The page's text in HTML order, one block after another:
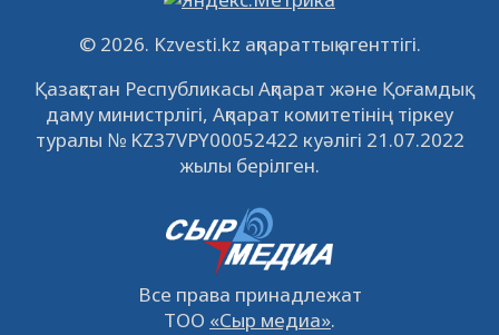
встречу с инвесторами в Кызылорде 22
ноября
21.11.2022 14951 0
© 2026. Kzvesti.kz ақпараттық агенттігі.
Қазақстан Республикасы Ақпарат және Қоғамдық
даму министрлігі, Ақпарат комитетінің тіркеу
туралы № KZ37VPY00052422 куәлігі 21.07.2022
жылы берілген.
Все права принадлежат
ТОО «Сыр медиа».